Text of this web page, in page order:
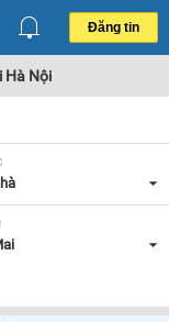
Đăng tin
Hà Nội